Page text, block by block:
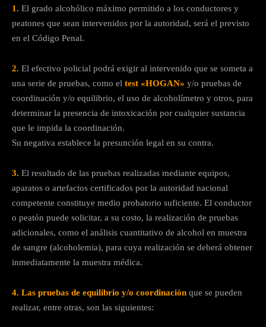
1. El grado alcohólico máximo permitido a los conductores y
peatones que sean intervenidos por la autoridad, será el previsto
en el Código Penal.
2. El efectivo policial podrá exigir al intervenido que se someta a
una serie de pruebas, como el test «HOGAN» y/o pruebas de
coordinación y/o equilibrio, el uso de alcoholímetro y otros, para
determinar la presencia de intoxicación por cualquier sustancia
que le impida la coordinación.
Su negativa establece la presunción legal en su contra.
3. El resultado de las pruebas realizadas mediante equipos,
aparatos o artefactos certificados por la autoridad nacional
competente constituye medio probatorio suficiente. El conductor
o peatón puede solicitar, a su costo, la realización de pruebas
adicionales, como el análisis cuantitativo de alcohol en muestra
de sangre (alcoholemia), para cuya realización se deberá obtener
inmediatamente la muestra médica.
4. Las pruebas de equilibrio y/o coordinación que se pueden
realizar, entre otras, son las siguientes: